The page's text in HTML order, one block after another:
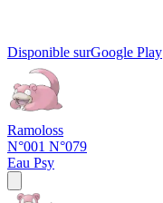
Disponible surGoogle Play
Ramoloss
N°001 N°079
Eau Psy